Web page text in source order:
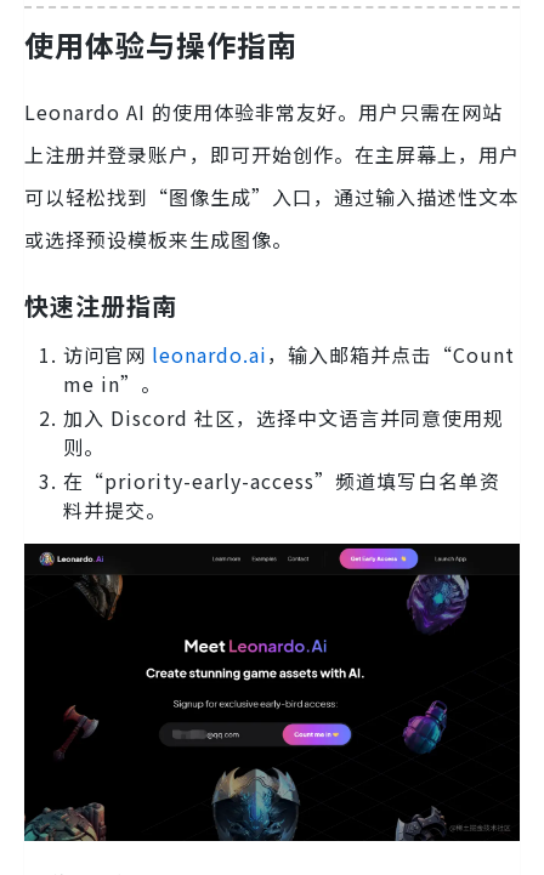
使用体验与操作指南
Leonardo AI 的使用体验非常友好。用户只需在网站
上注册并登录账户，即可开始创作。在主屏幕上，用户
可以轻松找到“图像生成”入口，通过输入描述性文本
或选择预设模板来生成图像。
快速注册指南
访问官网 leonardo.ai，输入邮箱并点击“Count
me in”。
加入 Discord 社区，选择中文语言并同意使用规
则。
在“priority-early-access”频道填写白名单资
料并提交。